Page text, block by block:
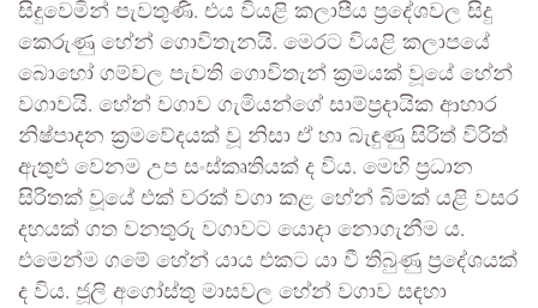
සිදුවෙමින් පැවතුණි. එය වියළි කලාපීය ප්‍රදේශවල සිදු
කෙරුණු හේන් ගොවිතැනයි. මෙරට වියළි කලාපයේ
බොහෝ ගම්වල පැවති ගොවිතැන් ක්‍රමයක් වූයේ හේන්
වගාවයි. හේන් වගාව ගැමියන්ගේ සාම්ප්‍රදායික ආහාර
නිෂ්පාදන ක්‍රමවේදයක් වූ නිසා ඒ හා බැඳුණු සිරිත් විරිත්
ඇතුළු වෙනම උප සංස්කෘතියක් ද විය. මෙහි ප්‍රධාන
සිරිතක් වූයේ එක් වරක් වගා කළ හේන් බිමක් යළි වසර
දහයක් ගත වනතුරු වගාවට යොදා නොගැනීම ය.
එමෙන්ම ගමේ හේන් යාය එකට යා වී තිබුණු ප්‍රදේශයක්
ද විය. ජූලි අගෝස්තු මාසවල හේන් වගාව සඳහා